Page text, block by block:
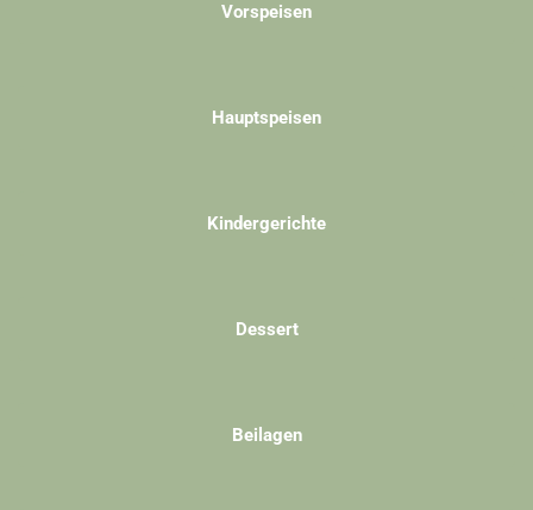
Vorspeisen
Hauptspeisen
Kindergerichte
Dessert
Beilagen